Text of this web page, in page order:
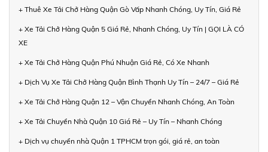
+ Thuê Xe Tải Chở Hàng Quận Gò Vấp Nhanh Chóng, Uy Tín, Giá Rẻ
+ Xe Tải Chở Hàng Quận 5 Giá Rẻ, Nhanh Chóng, Uy Tín | GỌI LÀ CÓ
XE
+ Xe Tải Chở Hàng Quận Phú Nhuận Giá Rẻ, Có Xe Nhanh
+ Dịch Vụ Xe Tải Chở Hàng Quận Bình Thạnh Uy Tín – 24/7 – Giá Rẻ
+ Xe Tải Chở Hàng Quận 12 – Vận Chuyển Nhanh Chóng, An Toàn
+ Xe Tải Chuyển Nhà Quận 10 Giá Rẻ – Uy Tín – Nhanh Chóng
+ Dịch vụ chuyển nhà Quận 1 TPHCM trọn gói, giá rẻ, an toàn